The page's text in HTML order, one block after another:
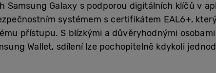
Samsung Galaxy s podporou digitálních klíčů v
systémem s certifikátem EAL6+,
přístupu. S blízkými a důvěryhodnými
Wallet, sdílení lze pochopitelně kdykoli